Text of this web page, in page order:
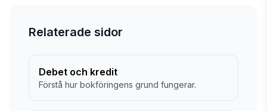
Relaterade sidor
Debet och kredit
Förstå hur bokföringens grund fungerar.